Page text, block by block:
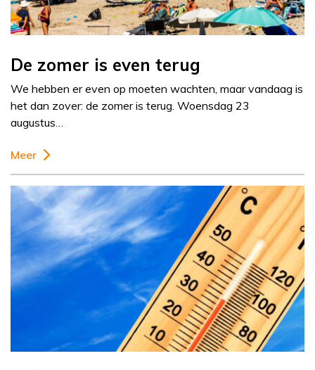
De zomer is even terug
We hebben er even op moeten wachten, maar vandaag is
het dan zover: de zomer is terug. Woensdag 23
augustus…
Meer